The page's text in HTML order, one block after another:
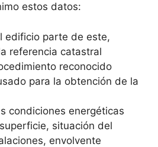
estos datos:
edificio parte de este,
referencia catastral
reconocido
para la obtención de la
condiciones energéticas
situación del
envolvente